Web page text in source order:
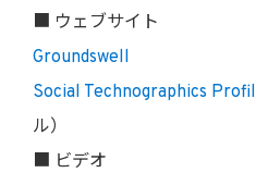
■ ウェブサイト
Groundswell
Social Technographics
ル）
■ ビデオ